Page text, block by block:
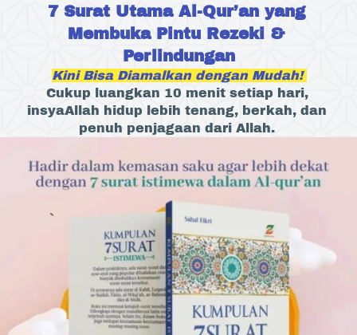
7 Surat Utama Al-Qur’an yang
Membuka Pintu Rezeki &
Perlindungan
Kini Bisa Diamalkan dengan Mudah!
Cukup luangkan 10 menit setiap hari,
insyaAllah hidup lebih tenang, berkah, dan
penuh penjagaan dari Allah.